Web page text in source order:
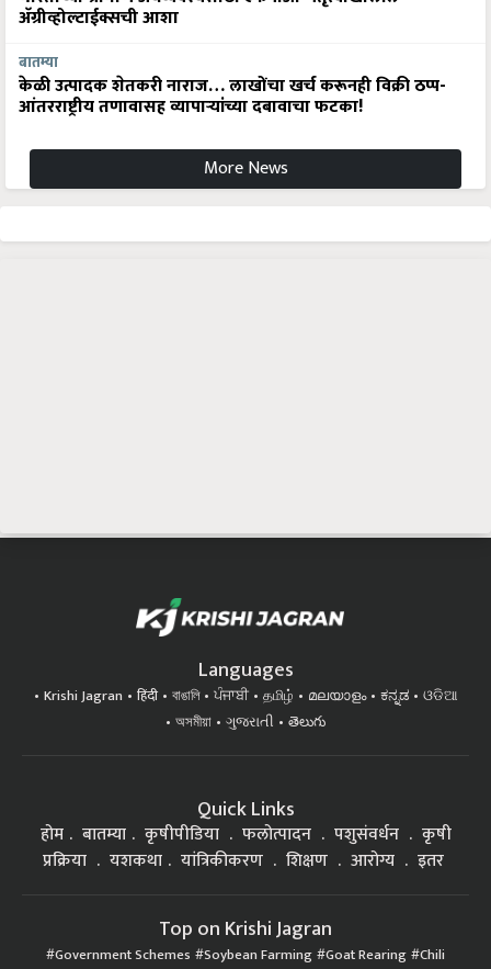
अ‍ॅग्रीव्होल्टाईक्सची आशा
बातम्या
केळी उत्पादक शेतकरी नाराज… लाखोंचा खर्च करूनही विक्री ठप्प-
आंतरराष्ट्रीय तणावासह व्यापाऱ्यांच्या दबावाचा फटका!
More News
Languages
Krishi Jagran हिंदी বাঙালি ਪੰਜਾਬੀ தமிழ் മലയാളം ಕನ್ನಡ
ଓଡିଆ
অসমীয়া
ગુજરાતી తెలుగు
Quick Links
होम बातम्या कृषीपीडिया फलोत्पादन पशुसंवर्धन
कृषी
प्रक्रिया
यशकथा यांत्रिकीकरण शिक्षण आरोग्य इतर
Top on Krishi Jagran
Government Schemes Soybean Farming Goat Rearing Chili